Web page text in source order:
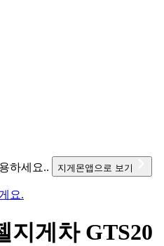
하세요.. 지게몬앱으로 보기
요.
지게차 GTS20